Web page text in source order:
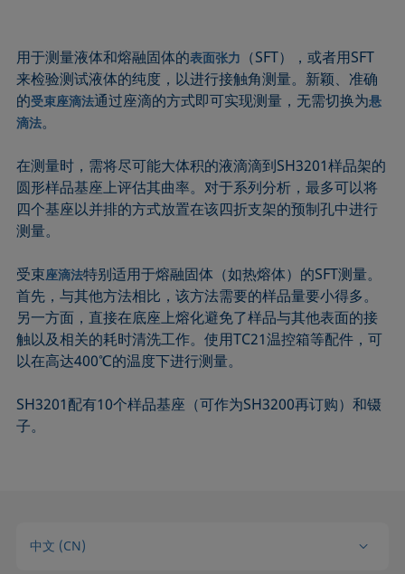
用于测量液体和熔融固体的表面张力 （SFT），或者用SFT
来检验测试液体的纯度，以进行接触角测量。新颖、准确
的受束座滴法通过座滴的方式即可实现测量，无需切换为悬
滴法。
在测量时，需将尽可能大体积的液滴滴到SH3201样品架的
圆形样品基座上评估其曲率。对于系列分析，最多可以将
四个基座以并排的方式放置在该四折支架的预制孔中进行
测量。
受束座滴法特别适用于熔融固体（如热熔体）的SFT测量。
首先，与其他方法相比，该方法需要的样品量要小得多。
另一方面，直接在底座上熔化避免了样品与其他表面的接
触以及相关的耗时清洗工作。使用TC21温控箱等配件，可
以在高达400℃的温度下进行测量。
SH3201配有10个样品基座（可作为SH3200再订购）和镊
子。
中文 (CN)